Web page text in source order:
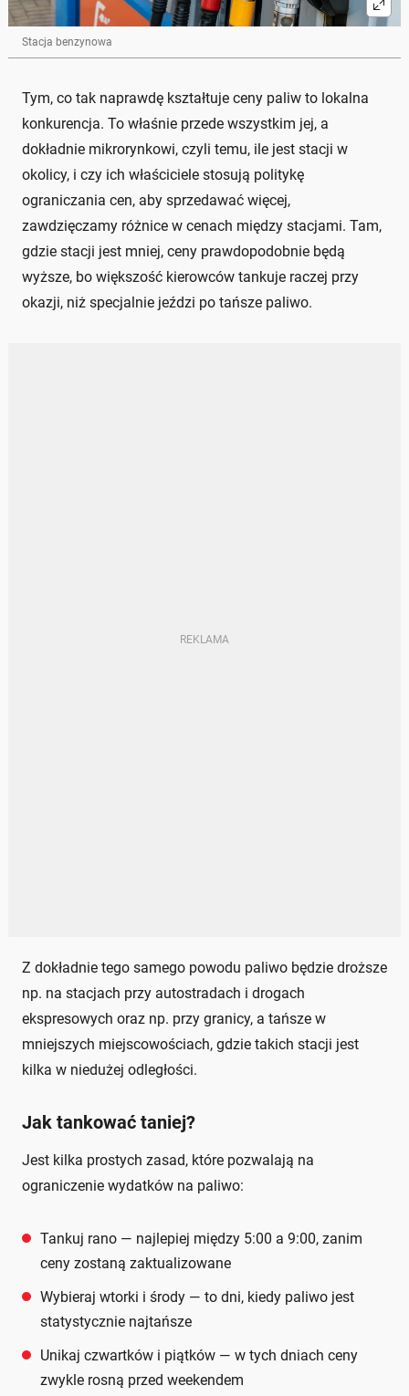
Stacja benzynowa
Tym, co tak naprawdę kształtuje ceny paliw to lokalna
konkurencja. To właśnie przede wszystkim jej, a
dokładnie mikrorynkowi, czyli temu, ile jest stacji w
okolicy, i czy ich właściciele stosują politykę
ograniczania cen, aby sprzedawać więcej,
zawdzięczamy różnice w cenach między stacjami. Tam,
gdzie stacji jest mniej, ceny prawdopodobnie będą
wyższe, bo większość kierowców tankuje raczej przy
okazji, niż specjalnie jeździ po tańsze paliwo.
Z dokładnie tego samego powodu paliwo będzie droższe
np. na stacjach przy autostradach i drogach
ekspresowych oraz np. przy granicy, a tańsze w
mniejszych miejscowościach, gdzie takich stacji jest
kilka w niedużej odległości.
Jak tankować taniej?
Jest kilka prostych zasad, które pozwalają na
ograniczenie wydatków na paliwo:
Tankuj rano — najlepiej między 5:00 a 9:00, zanim
ceny zostaną zaktualizowane
Wybieraj wtorki i środy — to dni, kiedy paliwo jest
statystycznie najtańsze
Unikaj czwartków i piątków — w tych dniach ceny
zwykle rosną przed weekendem